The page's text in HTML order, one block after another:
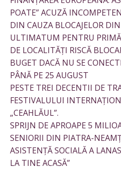
POATE” ACUZĂ
DIN CAUZA BLOCAJELOR
ULTIMATUM PENTRU
DE LOCALITĂȚI RISCĂ
BUGET DACĂ NU SE
PÂNĂ PE 25 AUGUST
PESTE TREI DECENTII DE
FESTIVALULUI
„CEAHLĂUL”.
SPRIJN DE APROAPE 5
SENIORII DIN PIATRA-
ASISTENȚĂ SOCIALĂ A
LA TINE ACASĂ”